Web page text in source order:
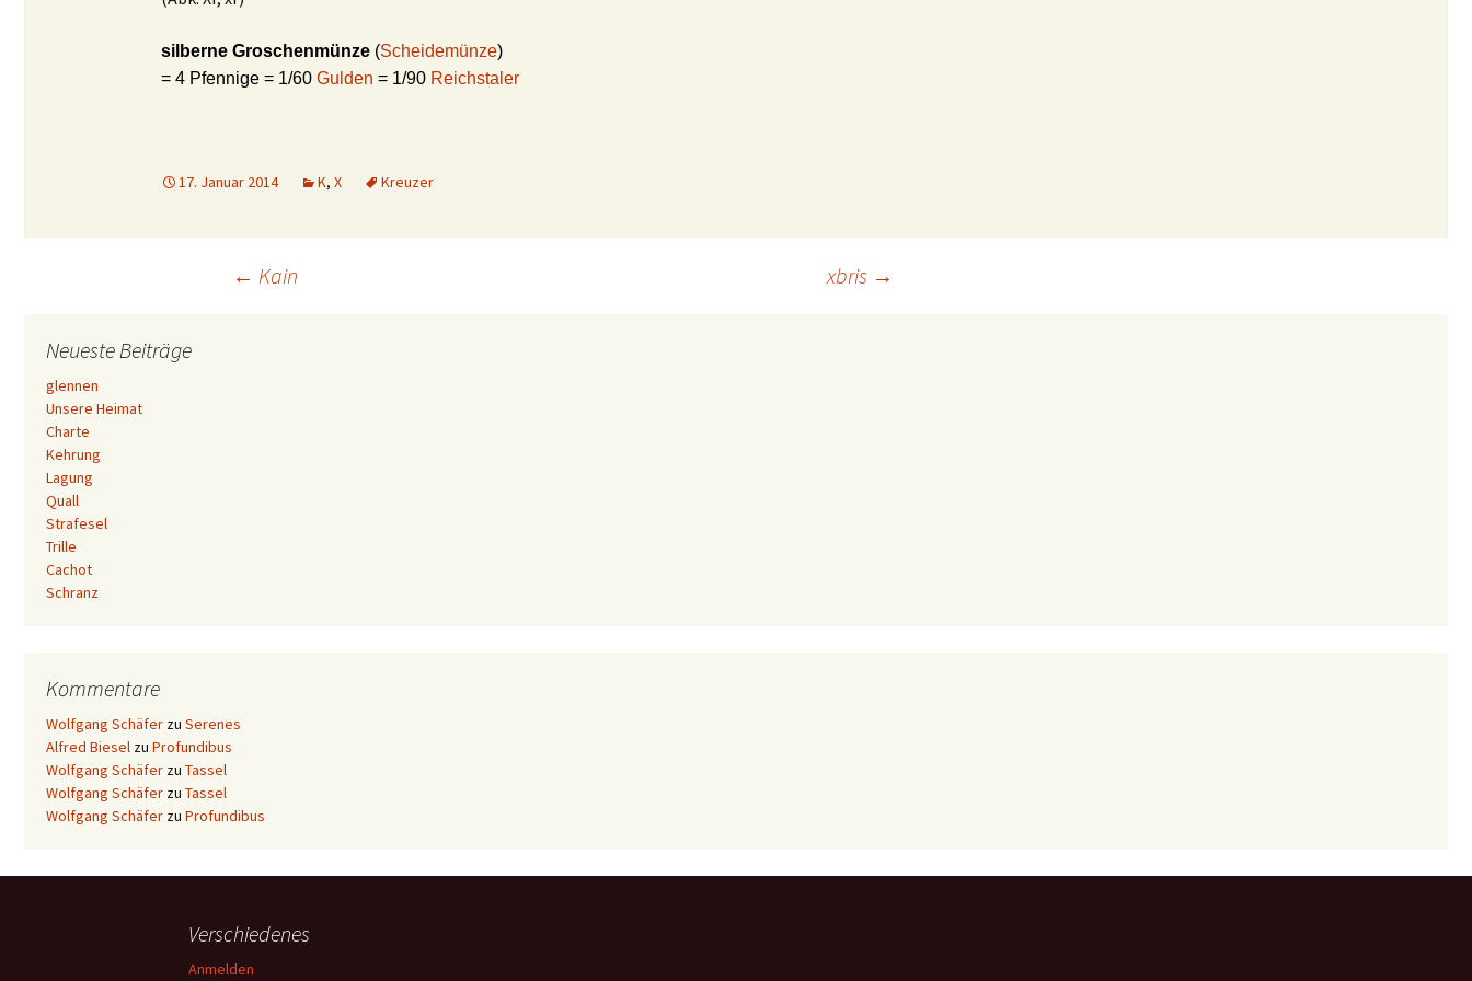
silberne Groschenmünze (Scheidemünze)
= 4 Pfennige = 1/60 Gulden = 1/90 Reichstaler
17. Januar 2014 K, X Kreuzer
Beitrags-
Navigation
← Kain xbris →
Neueste Beiträge
glennen
Unsere Heimat
Charte
Kehrung
Lagung
Quall
Strafesel
Trille
Cachot
Schranz
Kommentare
Wolfgang Schäfer zu Serenes
Alfred Biesel zu Profundibus
Wolfgang Schäfer zu Tassel
Wolfgang Schäfer zu Tassel
Wolfgang Schäfer zu Profundibus
Verschiedenes
Anmelden